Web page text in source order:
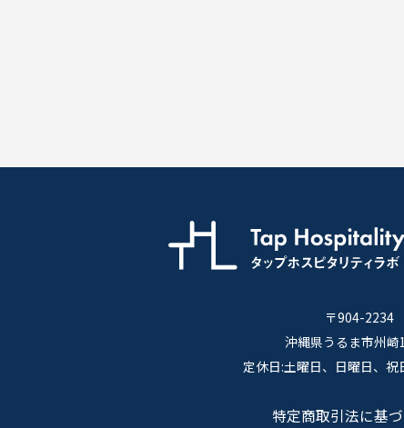
〒904-2234
沖縄県うるま市州崎
定休日:土曜日、日曜日、祝
特定商取引法に基